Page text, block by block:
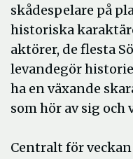
skådespelare på
historiska
aktörer, de flesta
levandegör
ha en växande
som hör av sig och
Centralt för